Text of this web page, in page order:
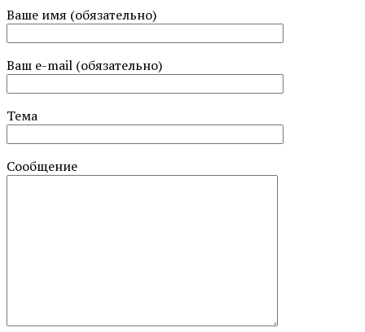
Ваше имя (обязательно)
Ваш e-mail (обязательно)
Тема
Сообщение